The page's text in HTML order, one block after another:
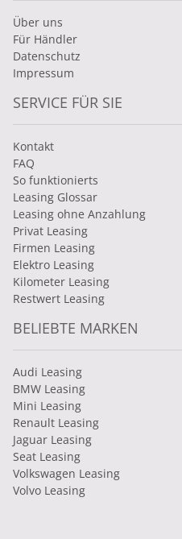
Über uns
Für Händler
Datenschutz
Impressum
SERVICE FÜR SIE
Kontakt
FAQ
So funktionierts
Leasing Glossar
Leasing ohne Anzahlung
Privat Leasing
Firmen Leasing
Elektro Leasing
Kilometer Leasing
Restwert Leasing
BELIEBTE MARKEN
Audi Leasing
BMW Leasing
Mini Leasing
Renault Leasing
Jaguar Leasing
Seat Leasing
Volkswagen Leasing
Volvo Leasing